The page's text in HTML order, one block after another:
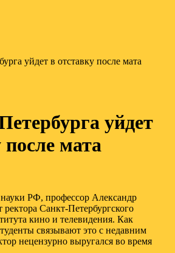
уйдет в отставку после мата
уйдет
после мата
РФ, профессор Александр
Санкт-Петербургского
кино и телевидения. Как
связывают это с недавним
нецензурно выругался во время